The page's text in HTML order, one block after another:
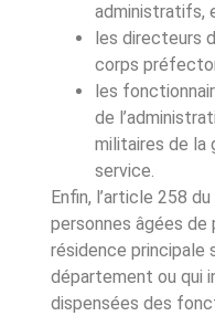
administratifs,
les directeurs
corps
les
de
militaires de la
service.
Enfin, l’article 258 du
personnes âgées de
résidence principale
département ou qui
dispensées des